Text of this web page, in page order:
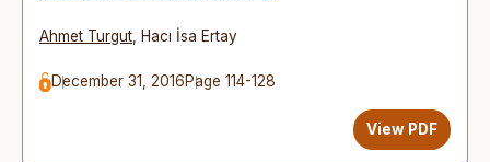
Ahmet Turgut Hacı İsa Ertay
December 31, 2016Page 114-128
View PDF